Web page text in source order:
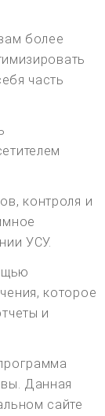
более
часть
контроля и
УСУ.
которое
и
Данная
сайте